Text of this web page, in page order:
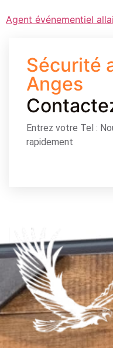
Agent événementiel
Sécurité
Anges
Entrez votre Tel :
rapidement